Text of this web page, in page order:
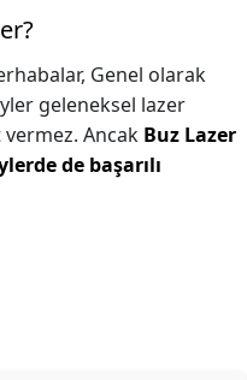
Genel olarak
geleneksel lazer
Ancak Buz Lazer
de başarılı